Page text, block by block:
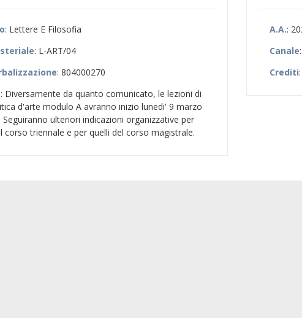
: Lettere E Filosofia
: L-ART/04
: 804000270
: Diversamente da quanto comunicato, le lezioni di
d'arte modulo A avranno inizio lunedi' 9 marzo
Seguiranno ulteriori indicazioni organizzative per
corso triennale e per quelli del corso magistrale.
A.A.:
Canale
Crediti